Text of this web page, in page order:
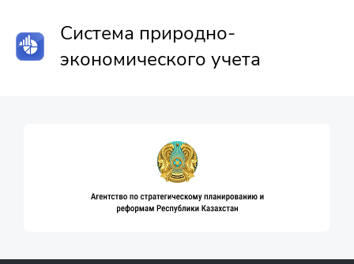
Система природно-
экономического учета